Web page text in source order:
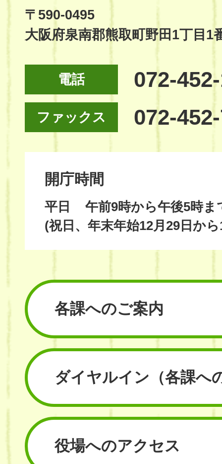
Site
〒590-0495
大阪府泉南郡熊取町野田1丁目1
電話 072-
ファックス 072-
開庁時間
平日
午前9時から午後5時ま
(祝日、年末年始12月29日か
各課へのご案内
ダイヤルイン （各課へ
役場へのアクセス